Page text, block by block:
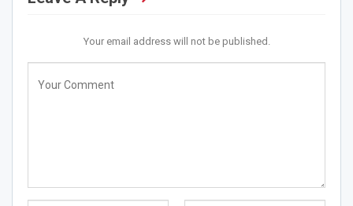
Your email address will not be published.